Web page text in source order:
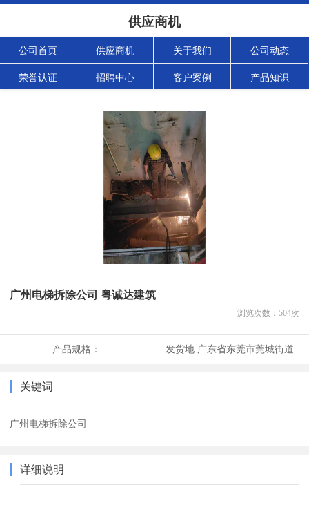
供应商机
公司首页 供应商机 关于我们 公司动态
荣誉认证 招聘中心 客户案例 产品知识
广州电梯拆除公司 粤诚达建筑
浏览次数： 504次
产品规格： 发货地:广东省东莞市莞城街道
关键词
广州电梯拆除公司
详细说明